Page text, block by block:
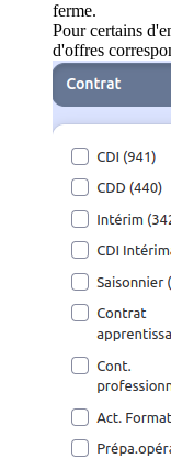
ferme.
Pour certains
d'offres